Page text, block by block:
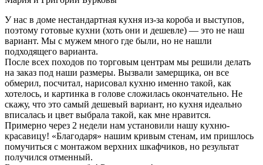
У нас в доме нестандартная кухня из-за короба и выступов,
поэтому готовые кухни (хоть они и дешевле) — это не наш
вариант. Мы с мужем много где были, но не нашли
подходящего варианта.
После всех походов по торговым центрам мы решили делать
на заказ под наши размеры. Вызвали замерщика, он все
обмерил, посчитал, нарисовал кухню именно такой, как
хотелось, и картинка в голове сложилась окончательно. Не
скажу, что это самый дешевый вариант, но кухня идеально
вписалась и цвет выбрала такой, как мне нравится.
Примерно через 2 недели нам установили нашу кухню-
красавицу! «Благодаря» нашим кривым стенам, им пришлось
помучиться с монтажом верхних шкафчиков, но результат
получился отменный.